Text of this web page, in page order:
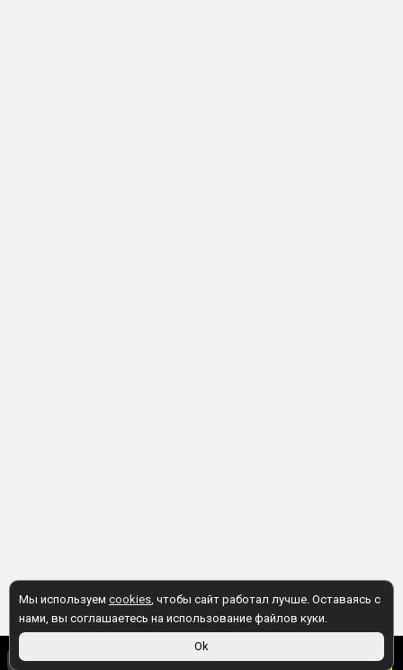
75 ₽ В корзину
Мы используем cookies, чтобы сайт работал лучше. Оставаясь с
нами, вы соглашаетесь на использование файлов куки.
Ok